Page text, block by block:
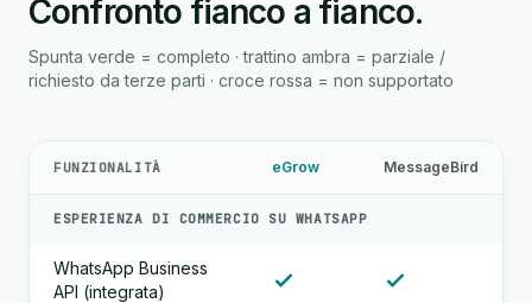
Confronto fianco a fianco.
Spunta verde = completo · trattino ambra = parziale /
richiesto da terze parti · croce rossa = non supportato
FUNZIONALITÀ eGrow MessageBird
ESPERIENZA DI COMMERCIO SU WHATSAPP
WhatsApp Business
API (integrata)